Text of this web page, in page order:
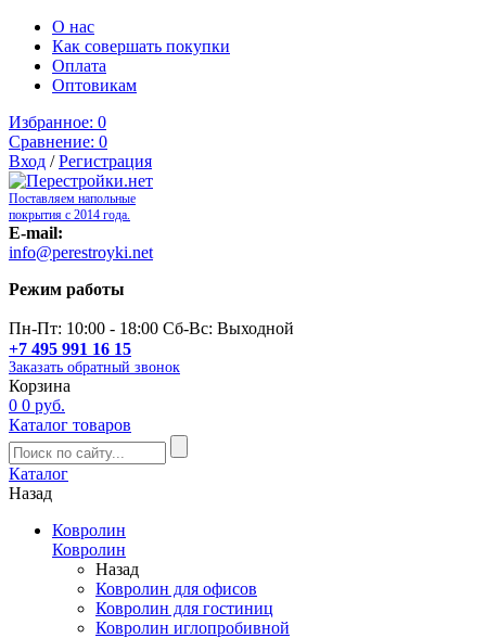
О нас
Как совершать покупки
Оплата
Оптовикам
Избранное: 0
Сравнение: 0
Вход /Регистрация
Поставляем напольные
покрытия с 2014 года.
E-mail:
info@perestroyki.net
Режим работы
Пн-Пт: 10:00 - 18:00 Сб-Вс: Выходной
+7 495 991 16 15
Заказать обратный звонок
Корзина
0 0 руб.
Каталог товаров
Каталог
Назад
Ковролин
Ковролин
Назад
Ковролин для офисов
Ковролин для гостиниц
Ковролин иглопробивной